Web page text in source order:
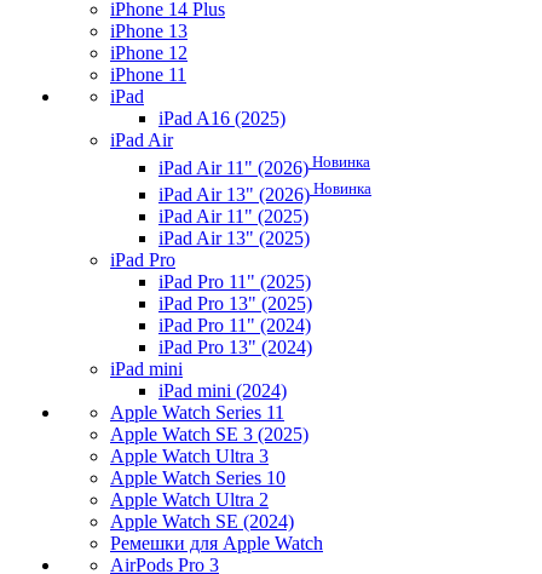
iPhone 14 Plus
iPhone 13
iPhone 12
iPhone 11
iPad
iPad A16 (2025)
iPad Air
iPad Air 11" (2026) Новинка
iPad Air 13" (2026) Новинка
iPad Air 11" (2025)
iPad Air 13" (2025)
iPad Pro
iPad Pro 11" (2025)
iPad Pro 13" (2025)
iPad Pro 11" (2024)
iPad Pro 13" (2024)
iPad mini
iPad mini (2024)
Apple Watch Series 11
Apple Watch SE 3 (2025)
Apple Watch Ultra 3
Apple Watch Series 10
Apple Watch Ultra 2
Apple Watch SE (2024)
Ремешки для Apple Watch
AirPods Pro 3